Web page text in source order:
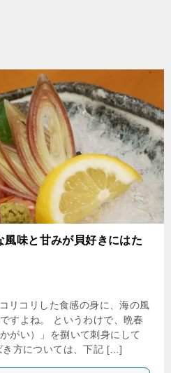
風味と甘みが貝好きにはた
リコリした食感の身に、海の風
すよね。 というわけで、晩春
がい）」を捌いて刺身にして
き方については、下記 […]